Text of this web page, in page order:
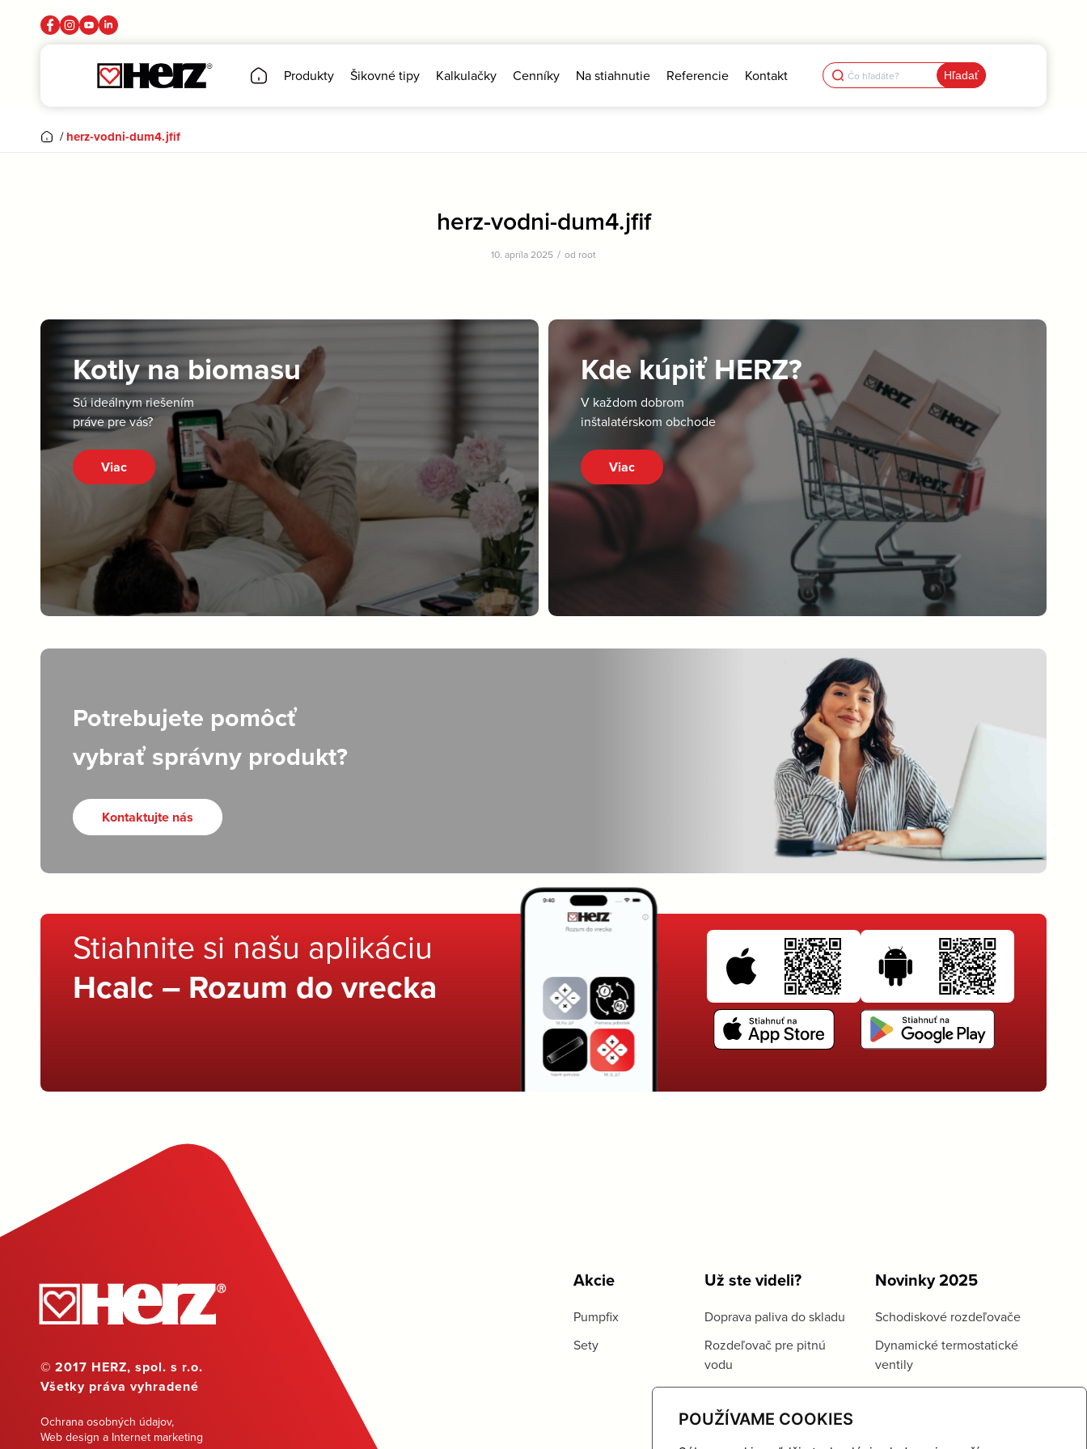
POUŽÍVAME COOKIES
Produkty Šikovné tipy Kalkulačky Cenníky Na stiahnutie Referencie Kontakt Search
for:
/ herz-vodni-dum4.jfif
herz-vodni-dum4.jfif
10. apríla 2025 / od root
Kotly na biomasu
Sú ideálnym riešením
práve pre vás?
Viac
Kde kúpiť HERZ?
V každom dobrom
inštalatérskom obchode
Viac
Potrebujete pomôcť
vybrať správny produkt?
Kontaktujte nás
Stiahnite si našu aplikáciu
Hcalc – Rozum do vrecka
© 2017 HERZ, spol. s r.o.
Všetky práva vyhradené
Ochrana osobných údajov,
Web design a Internet marketing
Akcie
Pumpfix
Sety
Už ste videli?
Doprava paliva do skladu
Rozdeľovač pre pitnú
vodu
Novinky 2025
Schodiskové rozdeľovače
Dynamické termostatické
ventily